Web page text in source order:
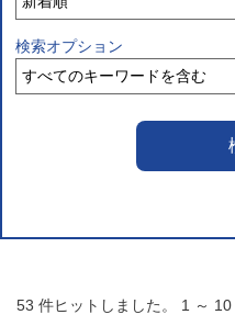
検索オプション
53 件ヒットしました。 1 ～ 10